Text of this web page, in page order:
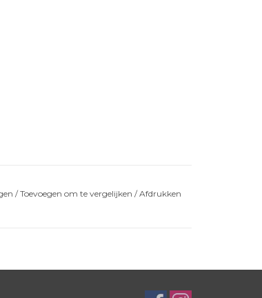
/Toevoegen om te vergelijken /Afdrukken